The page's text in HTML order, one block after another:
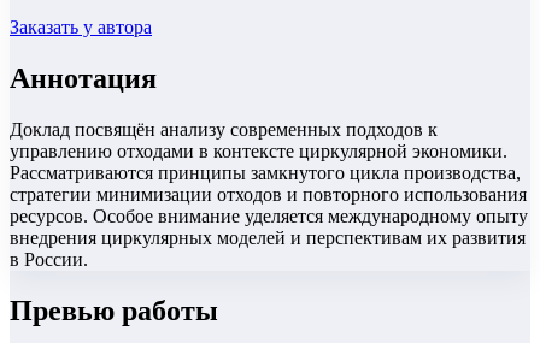
Заказать у автора
Аннотация
Доклад посвящён анализу современных подходов к
управлению отходами в контексте циркулярной экономики.
Рассматриваются принципы замкнутого цикла производства,
стратегии минимизации отходов и повторного использования
ресурсов. Особое внимание уделяется международному опыту
внедрения циркулярных моделей и перспективам их развития
в России.
Превью работы